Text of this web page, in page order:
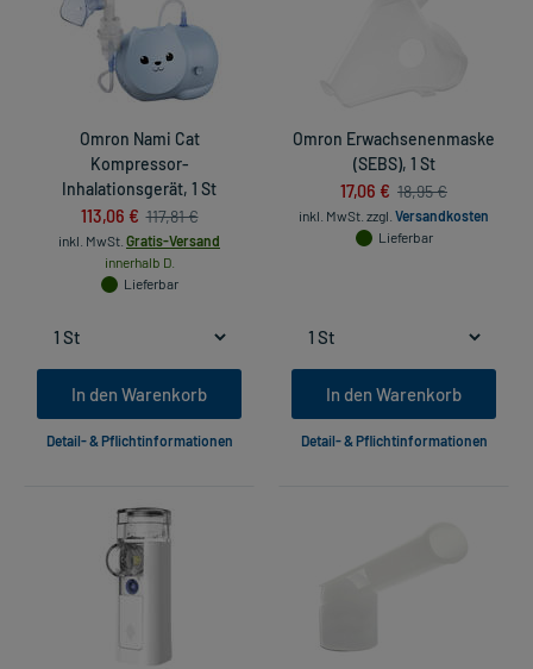
Omron Nami Cat
Kompressor-
Inhalationsgerät, 1 St
113,06 € 117,81 €
inkl. MwSt. Gratis-Versand
innerhalb D.
Lieferbar
In den Warenkorb
Detail- & Pflichtinformationen
Omron Erwachsenenmaske
(SEBS), 1 St
17,06 € 18,95 €
inkl. MwSt. zzgl. Versandkosten
Lieferbar
In den Warenkorb
Detail- & Pflichtinformationen